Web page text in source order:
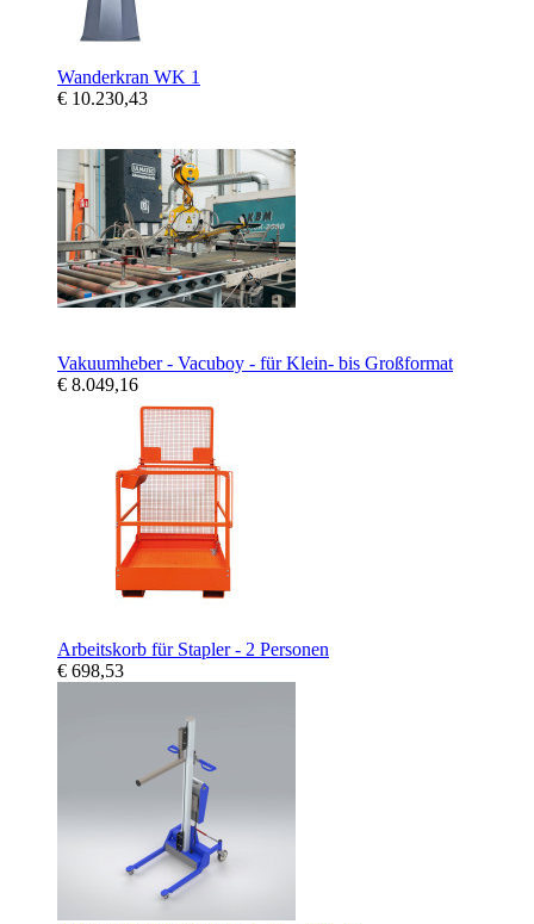
Wanderkran WK 1
€ 10.230,43
Vakuumheber - Vacuboy - für Klein- bis Großformat
€ 8.049,16
Arbeitskorb für Stapler - 2 Personen
€ 698,53